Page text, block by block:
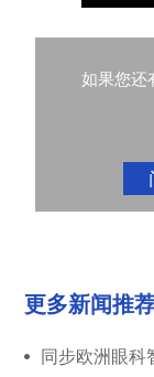
如果您还
更多新闻推
同步欧洲眼科